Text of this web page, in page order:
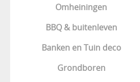
Omheiningen
BBQ & buitenleven
Banken en Tuin deco
Grondboren